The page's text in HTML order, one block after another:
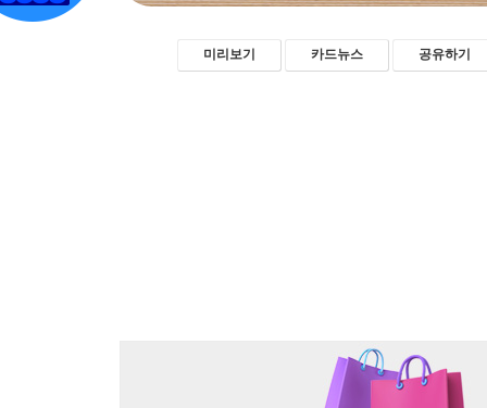
미리보기 카드뉴스 공유하기